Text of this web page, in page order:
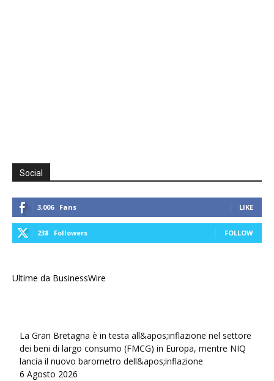
Social
3,006 Fans LIKE
238 Followers FOLLOW
Ultime da BusinessWire
La Gran Bretagna è in testa all&apos;inflazione nel settore
dei beni di largo consumo (FMCG) in Europa, mentre NIQ
lancia il nuovo barometro dell&apos;inflazione
6 Agosto 2026